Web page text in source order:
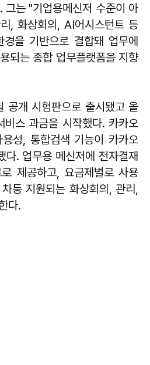
그는 "기업용메신저 수준이 아
, 화상회의, AI어시스턴트 등
을 기반으로 결합돼 업무에
되는 종합 업무플랫폼을 지향
공개 시험판으로 출시됐고 올
비스 과금을 시작했다. 카카오
성, 통합검색 기능이 카카오
다. 업무용 메신저에 전자결재
제공하고, 요금제별로 사용
차등 지원되는 화상회의, 관리,
다.